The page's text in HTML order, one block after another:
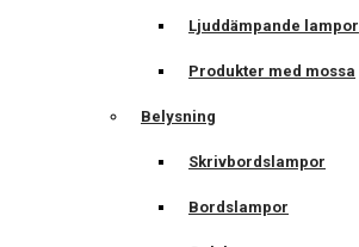
Ljuddämpande lampor
Produkter med mossa
Belysning
Skrivbordslampor
Bordslampor